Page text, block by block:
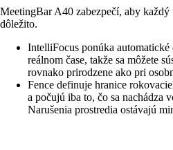
MeetingBar A40 zabezpečí, aby
dôležito.
IntelliFocus ponúka
reálnom čase, takže sa môžete
rovnako prirodzene ako pri
Fence definuje hranice
a počujú iba to, čo sa nachádza
Narušenia prostredia ostávajú